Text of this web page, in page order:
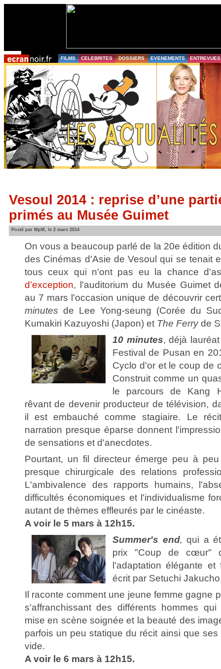
FILMS CELEBRITES DOSSIERS EVENEMENTS ENTREVUES
Vesoul 2014 : reprise d’une
primés au Musée Guimet
Posté par MpM, le 2 mars 2014
On vous a beaucoup parlé de la 20e édition
des Cinémas d'Asie de Vesoul qui se tenait
tous ceux qui n'ont pas eu la chance
d’exception, l'auditorium du Musée Guimet
au 7 mars l'occasion unique de découvrir
minutes de Lee Yong-seung (Corée du
Kumakiri Kazuyoshi (Japon) et The Ferryde
10 minutes, déjà
Festival de Pusan en
Cyclo d'or et le coup de
Construit comme un
le parcours de Kang
rêvant de devenir producteur de télévision,
il est embauché comme stagiaire. Le
narration presque éparse donnent
de sensations et d'anecdotes.
Pourtant, un fil directeur émerge peu à
presque chirurgicale des relations
L'ambivalence des rapports humains,
difficultés économiques et l'individualisme
autant de thèmes effleurés par le cinéaste.
A voir le 5 mars à 12h15.
Summer's end,qui a
prix "Coup de cœur"
l'adaptation élégante et
écrit par Setuchi
Il raconte comment une jeune femme gagne
s'affranchissant des différents hommes
mise en scène soignée et la beauté des
parfois un peu statique du récit ainsi que
vide.
A voir le 6 mars à 12h15.